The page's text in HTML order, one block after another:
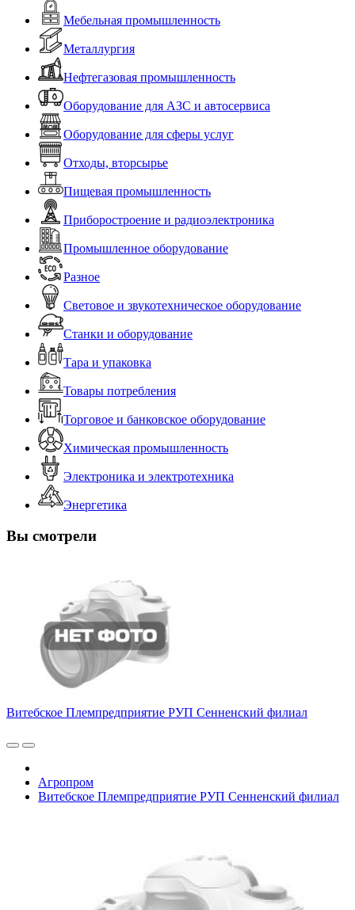
Мебельная промышленность
Металлургия
Нефтегазовая промышленность
Оборудование для АЗС и автосервиса
Оборудование для сферы услуг
Отходы, вторсырье
Пищевая промышленность
Приборостроение и радиоэлектроника
Промышленное оборудование
Разное
Световое и звукотехническое оборудование
Станки и оборудование
Тара и упаковка
Товары потребления
Торговое и банковское оборудование
Химическая промышленность
Электроника и электротехника
Энергетика
Вы смотрели
Витебское Племпредприятие РУП Сенненский филиал
Агропром
Витебское Племпредприятие РУП Сенненский филиал